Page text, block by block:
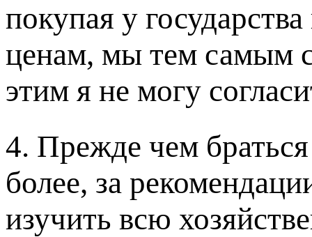
покупая у
ценам, мы тем самым
этим я не могу
4. Прежде чем
более, за
изучить всю